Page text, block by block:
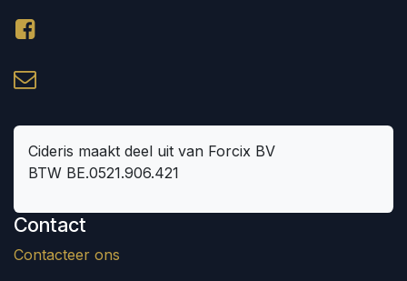
Cideris maakt deel uit van Forcix BV
BTW BE.0521.906.421
Contact
Contacteer ons